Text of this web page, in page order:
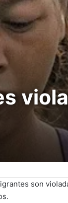
son